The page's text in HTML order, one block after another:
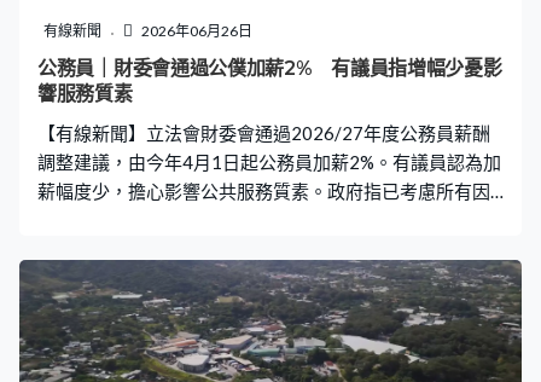
有線新聞 2026年06月26日
公務員｜財委會通過公僕加薪2% 有議員指增幅少憂影
響服務質素
【有線新聞】立法會財委會通過2026/27年度公務員薪酬
調整建議，由今年4月1日起公務員加薪2%。有議員認為加
薪幅度少，擔心影響公共服務質素。政府指已考慮所有因
而非由全體公務員承擔，這個對絕大多數盡心盡力的公務
員並不公道。政府招聘優質公務員已經不易，薪酬持續落
後，長遠會影響公共服務質素。社會總不能又要馬兒好，
又要馬兒不吃草。」 公務員事務局局長楊何蓓茵：「行政